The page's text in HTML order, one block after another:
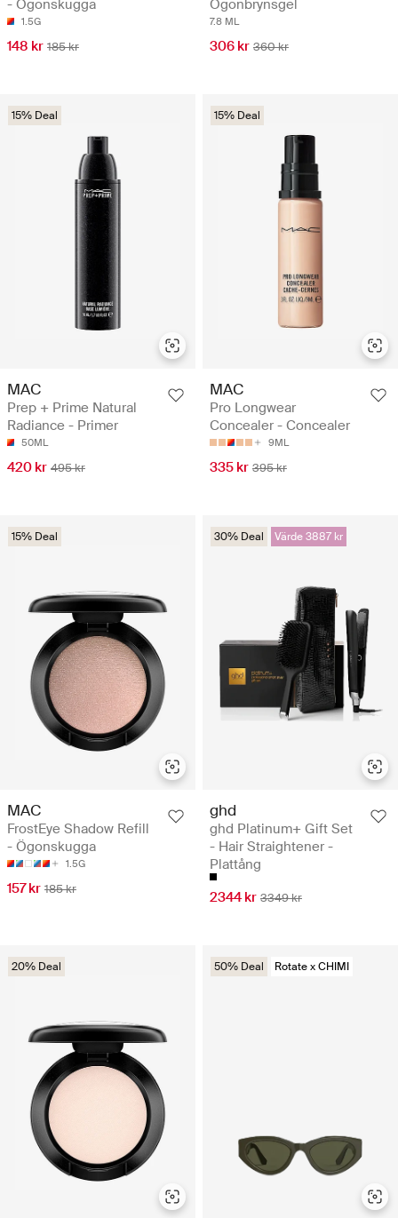
- Ögonskugga
1.5G
148 kr 185 kr
Ögonbrynsgel
7.8 ML
306 kr 360 kr
15% Deal
MAC
Prep + Prime Natural
Radiance - Primer
50ML
420 kr 495 kr
15% Deal
MAC
Pro Longwear
Concealer - Concealer
9ML
335 kr 395 kr
15% Deal
MAC
FrostEye Shadow Refill
- Ögonskugga
1.5G
157 kr 185 kr
30% Deal Värde 3887 kr
ghd
ghd Platinum+ Gift Set
- Hair Straightener -
Plattång
2344 kr 3349 kr
20% Deal 50% Deal Rotate x CHIMI